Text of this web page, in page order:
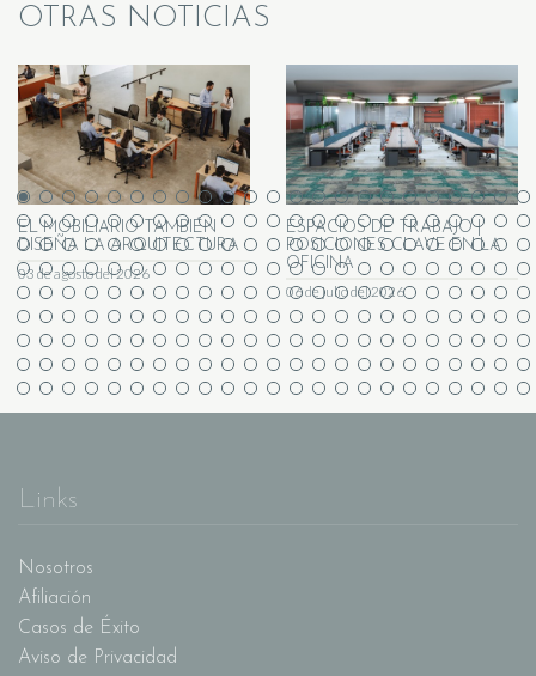
OTRAS NOTICIAS
EL MOBILIARIO TAMBIÉN
DISEÑA LA ARQUITECTURA
03 de agosto del 2026
ESPACIOS DE TRABAJO |
POSICIONES CLAVE EN LA
OFICINA
06 de julio del 2026
Links
Nosotros
Afiliación
Casos de Éxito
Aviso de Privacidad